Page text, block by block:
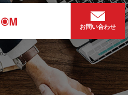
お問い合わせ